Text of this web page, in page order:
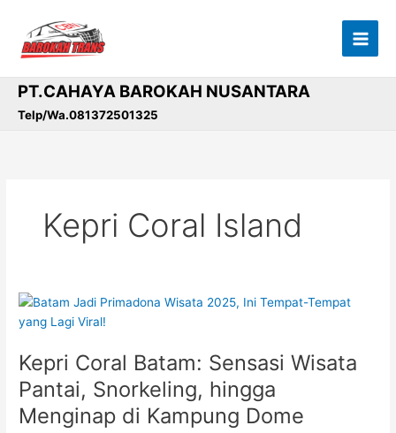
konten
PT.CAHAYA BAROKAH NUSANTARA
Telp/Wa.081372501325
Kepri Coral Island
Kepri Coral Batam: Sensasi Wisata
Pantai, Snorkeling, hingga
Menginap di Kampung Dome
Kepri
Coral
Sensasi
Wisata
Pantai,
Snorkeling,